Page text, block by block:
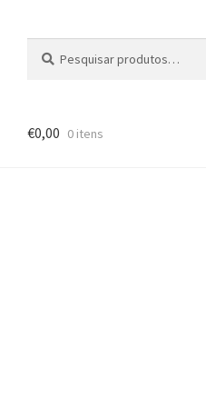
por:
€0,00 0 itens